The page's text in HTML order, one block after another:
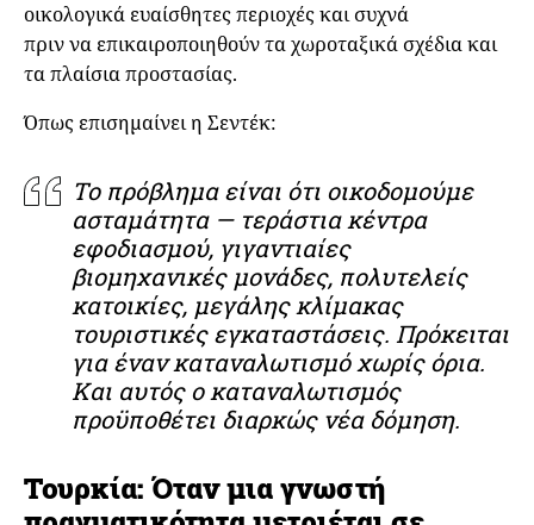
οικολογικά ευαίσθητες περιοχές και συχνά
πριν να επικαιροποιηθούν τα χωροταξικά σχέδια και
τα πλαίσια προστασίας.
Όπως επισημαίνει η Σεντέκ:
Το πρόβλημα είναι ότι οικοδομούμε
ασταμάτητα — τεράστια κέντρα
εφοδιασμού, γιγαντιαίες
βιομηχανικές μονάδες, πολυτελείς
κατοικίες, μεγάλης κλίμακας
τουριστικές εγκαταστάσεις. Πρόκειται
για έναν καταναλωτισμό χωρίς όρια.
Και αυτός ο καταναλωτισμός
προϋποθέτει διαρκώς νέα δόμηση.
Τουρκία: Όταν μια γνωστή